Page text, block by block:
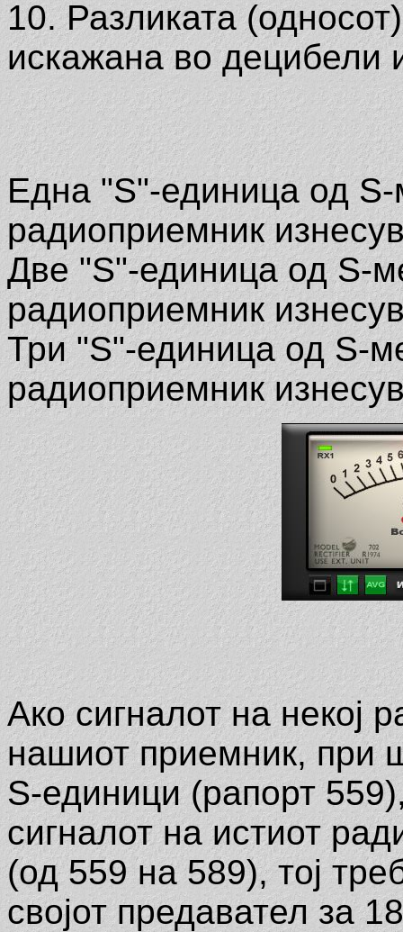
10. Разликата
искажана во децибели
Една "S"-единица од
радиоприемник
Две "S"-единица од S-
радиоприемник
Три "S"-единица од S-
радиоприемник
Ако сигналот на некој
нашиот приемник, при
S-единици (рапорт
сигналот на истиот
(од 559 на 589), тој
својот предавател за